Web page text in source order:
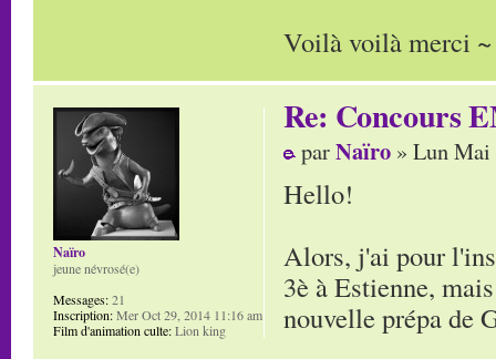
Voilà voilà merci ~
Re: Concours
parNaïro » Lun Mai
Hello!
Alors, j'ai pour
3è à Estienne,
nouvelle prépa de
Naïro
jeune névrosé(e)
Messages:21
Inscription:Mer Oct 29, 2014 11:16 am
Film d'animation culte:Lion king